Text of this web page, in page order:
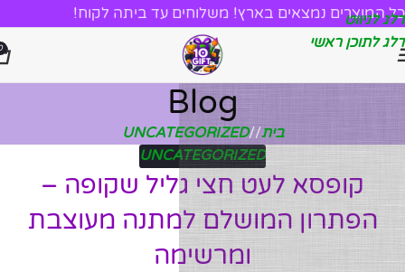
דלג לניווט
דלג לתוכן ראשי
כל המוצרים נמצאים בארץ! משלוחים עד ביתה לקוח!
Blog
בית/
UNCATEGORIZED
UNCATEGORIZED
קופסא לעט חצי גליל שקופה –
הפתרון המושלם למתנה מעוצבת
ומרשימה